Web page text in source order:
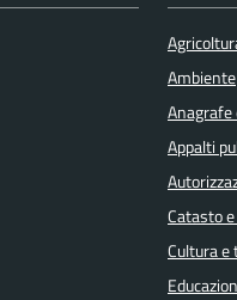
Ambiente
Appalti
Catasto
Cultura e